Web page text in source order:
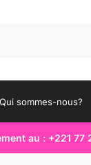
Qui sommes-nous?
au : +221 77